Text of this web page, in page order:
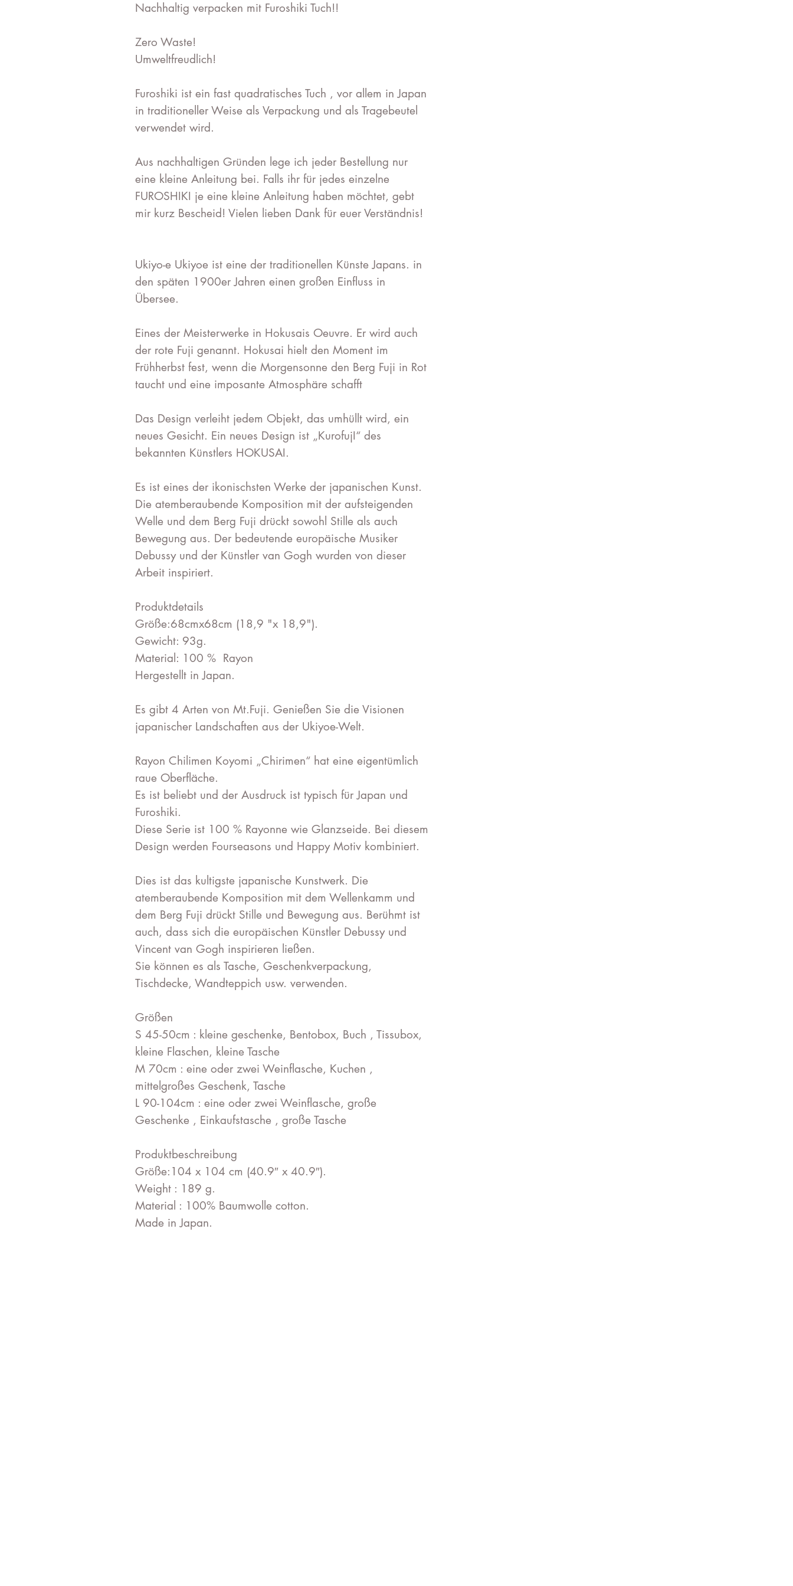
Nachhaltig verpacken mit Furoshiki Tuch!!
Zero Waste!
Umweltfreudlich!
Furoshiki ist ein fast quadratisches Tuch , vor allem in Japan
in traditioneller Weise als Verpackung und als Tragebeutel
verwendet wird.
Aus nachhaltigen Gründen lege ich jeder Bestellung nur
eine kleine Anleitung bei. Falls ihr für jedes einzelne
FUROSHIKI je eine kleine Anleitung haben möchtet, gebt
mir kurz Bescheid! Vielen lieben Dank für euer Verständnis!
Ukiyo-e Ukiyoe ist eine der traditionellen Künste Japans. in
den späten 1900er Jahren einen großen Einfluss in
Übersee.
Eines der Meisterwerke in Hokusais Oeuvre. Er wird auch
der rote Fuji genannt. Hokusai hielt den Moment im
Frühherbst fest, wenn die Morgensonne den Berg Fuji in Rot
taucht und eine imposante Atmosphäre schafft
Das Design verleiht jedem Objekt, das umhüllt wird, ein
neues Gesicht. Ein neues Design ist „KurofujI“ des
bekannten Künstlers HOKUSAI.
Es ist eines der ikonischsten Werke der japanischen Kunst.
Die atemberaubende Komposition mit der aufsteigenden
Welle und dem Berg Fuji drückt sowohl Stille als auch
Bewegung aus. Der bedeutende europäische Musiker
Debussy und der Künstler van Gogh wurden von dieser
Arbeit inspiriert.
Produktdetails
Größe:68cmx68cm (18,9 "x 18,9").
Gewicht: 93g.
Material: 100 % Rayon
Hergestellt in Japan.
Es gibt 4 Arten von Mt.Fuji. Genießen Sie die Visionen
japanischer Landschaften aus der Ukiyoe-Welt.
Rayon Chilimen Koyomi „Chirimen“ hat eine eigentümlich
raue Oberfläche.
Es ist beliebt und der Ausdruck ist typisch für Japan und
Furoshiki.
Diese Serie ist 100 % Rayonne wie Glanzseide. Bei diesem
Design werden Fourseasons und Happy Motiv kombiniert.
Dies ist das kultigste japanische Kunstwerk. Die
atemberaubende Komposition mit dem Wellenkamm und
dem Berg Fuji drückt Stille und Bewegung aus. Berühmt ist
auch, dass sich die europäischen Künstler Debussy und
Vincent van Gogh inspirieren ließen.
Sie können es als Tasche, Geschenkverpackung,
Tischdecke, Wandteppich usw. verwenden.
Größen
S 45-50cm : kleine geschenke, Bentobox, Buch , Tissubox,
kleine Flaschen, kleine Tasche
M 70cm : eine oder zwei Weinflasche, Kuchen ,
mittelgroßes Geschenk, Tasche
L 90-104cm : eine oder zwei Weinflasche, große
Geschenke , Einkaufstasche , große Tasche
Produktbeschreibung
Größe:104 x 104 cm (40.9″ x 40.9″).
Weight : 189 g.
Material : 100% Baumwolle cotton.
Made in Japan.